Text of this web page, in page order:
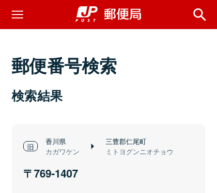
郵便番号検索
検索結果
香川県
カガワケン
三豊郡仁尾町
ミトヨグンニオチョウ
769-1407